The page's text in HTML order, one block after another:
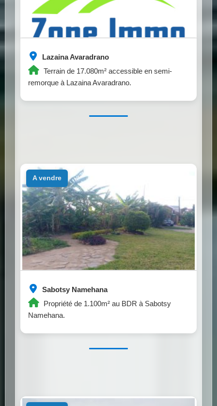
Lazaina Avaradrano
Terrain de 17.080m² accessible en semi-
remorque à Lazaina Avaradrano.
Sabotsy Namehana
Propriété de 1.100m² au BDR à Sabotsy
Namehana.
a vendre